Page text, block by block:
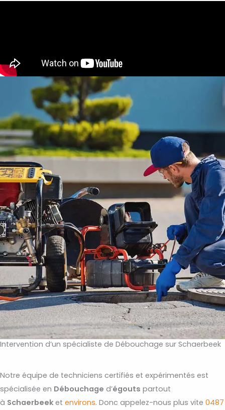
Intervention d’un spécialiste de Débouchage sur Schaerbeek
Notre équipe de techniciens certifiés et expérimentés est
spécialisée en Débouchage d’égouts partout
à Schaerbeek et environs. Donc appelez-nous plus vite 0487